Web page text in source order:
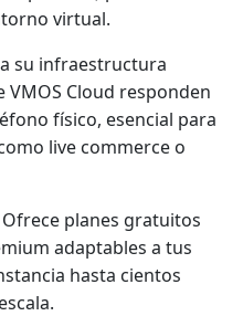
virtual.
su infraestructura
VMOS Cloud responden
físico, esencial para
live commerce o
Ofrece planes gratuitos
adaptables a tus
hasta cientos